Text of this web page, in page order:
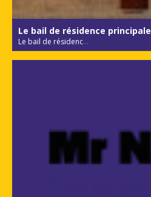
Le bail de résidence principale
Le bail de résidenc...